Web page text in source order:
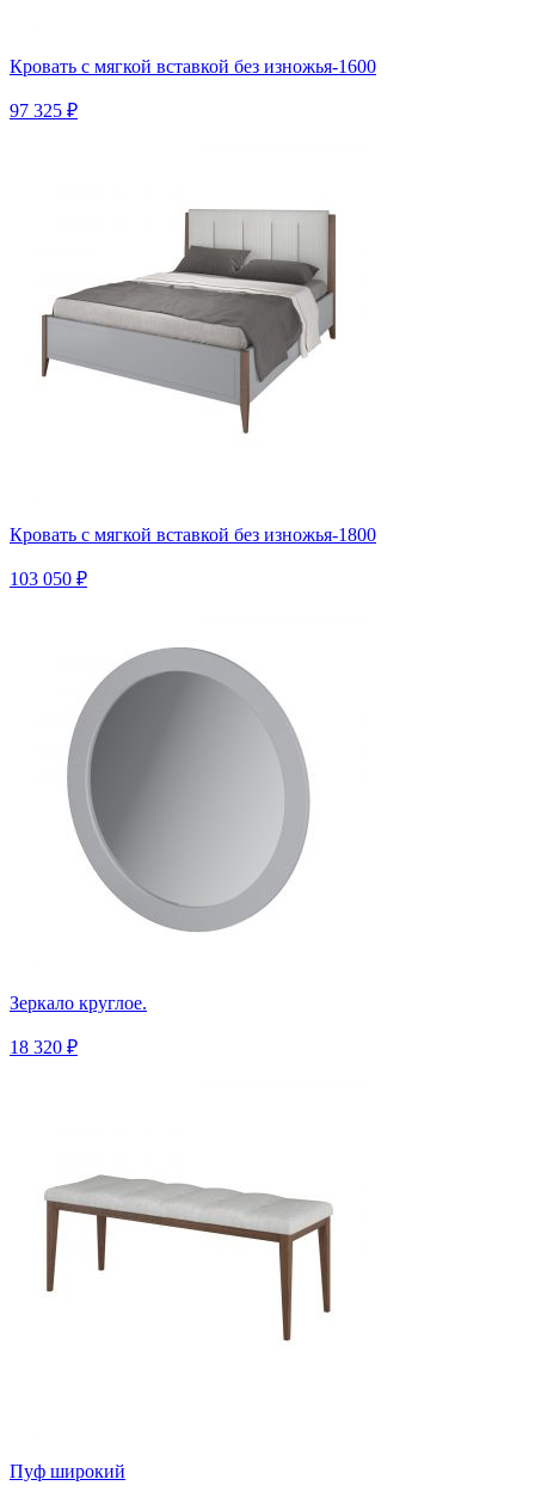
Кровать с мягкой вставкой без изножья-1600
97 325 ₽
Кровать с мягкой вставкой без изножья-1800
103 050 ₽
Зеркало круглое.
18 320 ₽
Пуф широкий